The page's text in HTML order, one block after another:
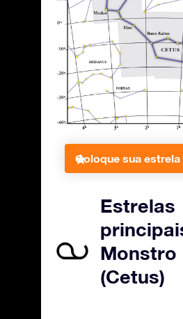
Coloque sua
Estrelas
Monstro
(Cetus)